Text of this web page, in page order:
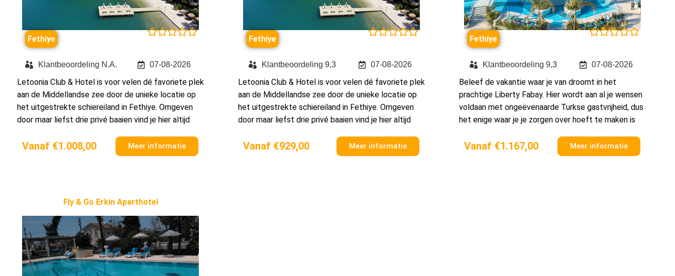

Fethiye
Klantbeoordeling N.A. 07-08-2026
Letoonia Club & Hotel is voor velen dé favoriete plek
aan de Middellandse zee door de unieke locatie op
het uitgestrekte schiereiland in Fethiye. Omgeven
door maar liefst drie privé baaien vind je hier altijd
Vanaf €1.008,00 Meer informatie

Fethiye
Klantbeoordeling 9,3 07-08-2026
Letoonia Club & Hotel is voor velen dé favoriete plek
aan de Middellandse zee door de unieke locatie op
het uitgestrekte schiereiland in Fethiye. Omgeven
door maar liefst drie privé baaien vind je hier altijd
Vanaf €929,00 Meer informatie

Fethiye
Klantbeoordeling 9,3 07-08-2026
Beleef de vakantie waar je van droomt in het
prachtige Liberty Fabay. Hier wordt aan al je wensen
voldaan met ongeëvenaarde Turkse gastvrijheid, dus
het enige waar je je zorgen over hoeft te maken is
Vanaf €1.167,00 Meer informatie
Fly & Go Erkin Aparthotel